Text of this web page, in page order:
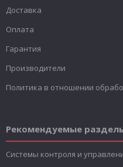
Доставка
Оплата
Гарантия
Производители
Политика в отношении
Рекомендуемые
Системы контроля и